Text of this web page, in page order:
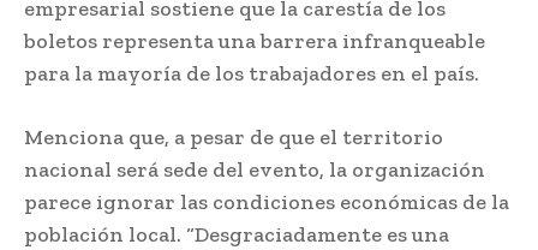
empresarial sostiene que la carestía de los
boletos representa una barrera infranqueable
para la mayoría de los trabajadores en el país.
Menciona que, a pesar de que el territorio
nacional será sede del evento, la organización
parece ignorar las condiciones económicas de la
población local. “Desgraciadamente es una